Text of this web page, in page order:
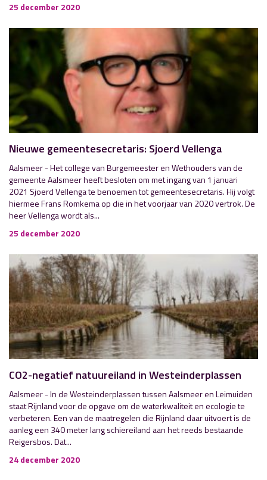
25 december 2020
Nieuwe gemeentesecretaris: Sjoerd Vellenga
Aalsmeer - Het college van Burgemeester en Wethouders van de
gemeente Aalsmeer heeft besloten om met ingang van 1 januari
2021 Sjoerd Vellenga te benoemen tot gemeentesecretaris. Hij volgt
hiermee Frans Romkema op die in het voorjaar van 2020 vertrok. De
heer Vellenga wordt als...
25 december 2020
CO2-negatief natuureiland in Westeinderplassen
Aalsmeer - In de Westeinderplassen tussen Aalsmeer en Leimuiden
staat Rijnland voor de opgave om de waterkwaliteit en ecologie te
verbeteren. Een van de maatregelen die Rijnland daar uitvoert is de
aanleg een 340 meter lang schiereiland aan het reeds bestaande
Reigersbos. Dat...
24 december 2020